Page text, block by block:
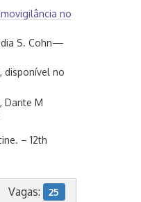
no
S. Cohn—
disponível no
Dante M
– 12th
Vagas: 25